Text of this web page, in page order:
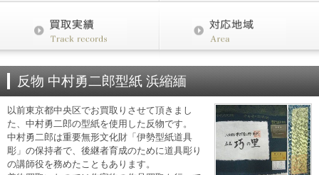
反物 中村勇二郎型紙 浜縮緬
以前東京都中央区でお買取りさせて頂きまし
た、中村勇二郎の型紙を使用した反物です。
中村勇二郎は重要無形文化財「伊勢型紙道具
彫」の保持者で、後継者育成のために道具彫り
の講師役を務めたこともあります。